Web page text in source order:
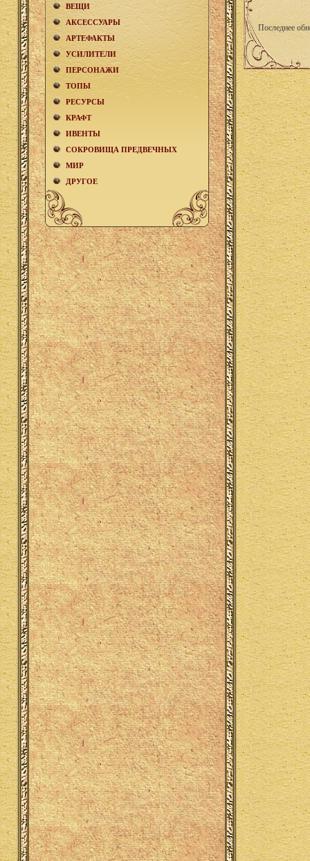
ВЕЩИ
АКCЕСCУАРЫ
АРТЕФАКТЫ
УСИЛИТЕЛИ
ПЕРСОНАЖИ
ТОПЫ
РЕСУРСЫ
КРАФТ
ИВЕНТЫ
СОКРОВИЩА ПРЕДВЕЧНЫХ
МИР
ДРУГОЕ
Последнее